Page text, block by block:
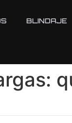
BLINDAJE